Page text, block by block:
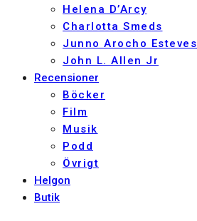
Helena D’Arcy
Charlotta Smeds
Junno Arocho Esteves
John L. Allen Jr
Recensioner
Böcker
Film
Musik
Podd
Övrigt
Helgon
Butik